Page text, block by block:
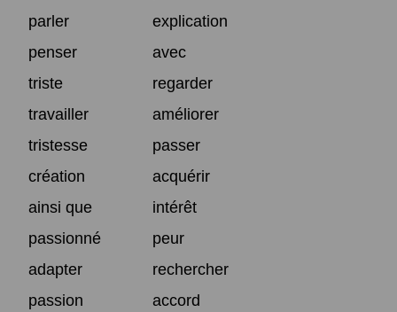
parler
explication
penser
avec
triste
regarder
travailler
améliorer
tristesse
passer
création
acquérir
ainsi que
intérêt
passionné
peur
adapter
rechercher
passion
accord